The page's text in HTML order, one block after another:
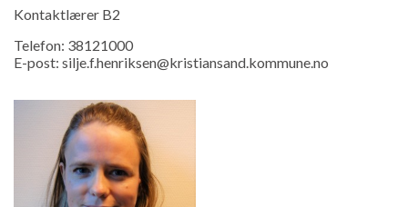
Kontaktlærer B2
Telefon: 38121000
E-post: silje.f.henriksen@kristiansand.kommune.no